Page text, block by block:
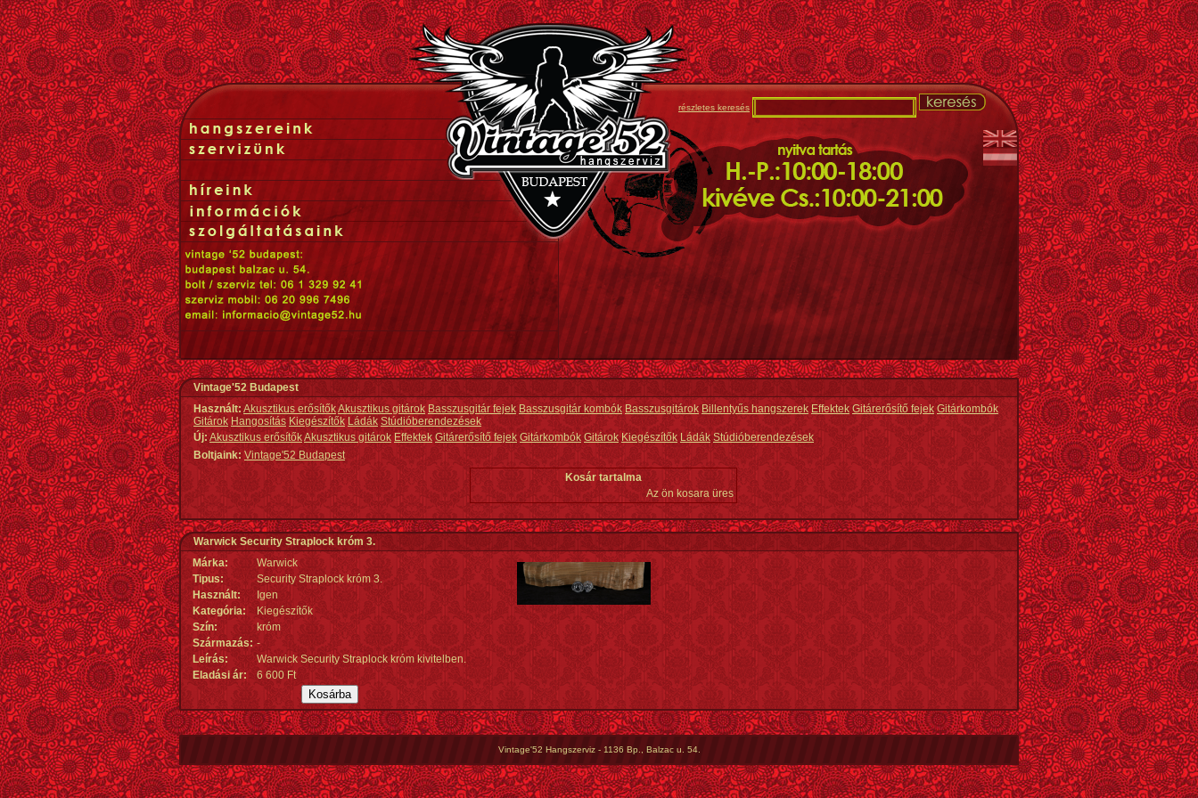
részletes keresés
Vintage'52 Budapest
Használt: Akusztikus erősítőkAkusztikus gitárok Basszusgitár fejek Basszusgitár kombók Basszusgitárok Billentyűs hangszerek Effektek Gitárerősítő fejek Gitárkombók
Gitárok Hangosítás Kiegészítők Ládák Stúdióberendezések
Új:Akusztikus erősítőkAkusztikus gitárok Effektek Gitárerősítő fejek Gitárkombók Gitárok Kiegészítők Ládák Stúdióberendezések
Boltjaink: Vintage'52 Budapest
Kosár tartalma
Az ön kosara üres
Warwick Security Straplock króm 3.
Márka:
Warwick
Tipus:
Security Straplock króm 3.
Használt:
Igen
Kategória:
Kiegészítők
Szín:
króm
Származás: -
Leírás:
Warwick Security Straplock króm kivitelben.
Eladási ár:
6 600 Ft
Vintage'52 Hangszerviz - 1136 Bp., Balzac u. 54.